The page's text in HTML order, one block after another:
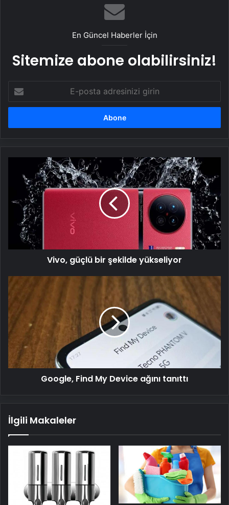
En Güncel Haberler İçin
Sitemize abone olabilirsiniz!
posta
adresinizi
şekilde
yükseliyor
Vivo, güçlü bir şekilde yükseliyor
Device
tanıttı
Google, Find My Device ağını tanıttı
İlgili Makaleler